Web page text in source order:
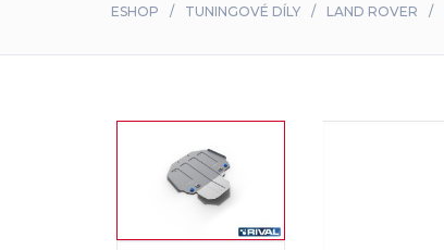
ESHOP TUNINGOVÉ DÍLY LAND ROVER